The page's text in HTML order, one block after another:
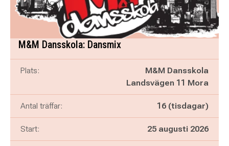
M&M Dansskola: Dansmix
Plats:
M&M Dansskola
Landsvägen 11 Mora
Antal träffar: 16 (tisdagar)
Start: 25 augusti 2026